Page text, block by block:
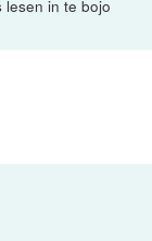
lesen in te bojo